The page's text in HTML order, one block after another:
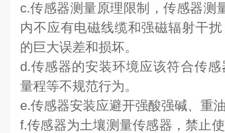
c.传感器测量原理限制，传感器测
内不应有电磁线缆和强磁辐射干
的巨大误差和损坏。
d.传感器的安装环境应该符合传
量程等不规范行为。
e.传感器安装应避开强酸强碱、重
f.传感器为土壤测量传感器，禁止